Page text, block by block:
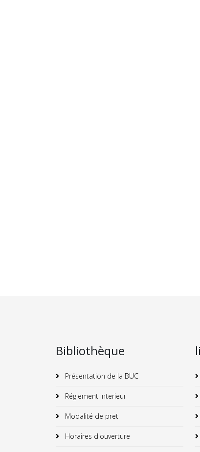
Bibliothèque
Présentation de la BUC
Réglement interieur
Modalité de pret
Horaires d'ouverture